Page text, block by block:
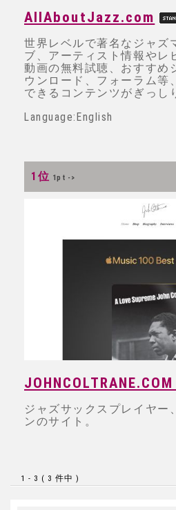
AllAboutJazz.com
世界レベルで著名なジャズ
ブ、アーティスト情報やレ
動画の無料試聴、おすすめ
ウンロード、フォーラム等
できるコンテンツがぎっし
Language:English
1位 1pt ->
ジャズサックスプレイヤー
ンのサイト。
1 - 3 ( 3 件中 )